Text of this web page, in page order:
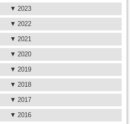
2023
2022
2021
2020
2019
2018
2017
2016